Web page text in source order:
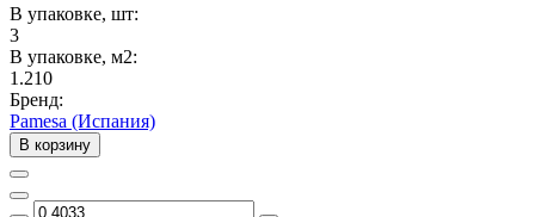
В упаковке, шт:
3
В упаковке, м2:
1.210
Бренд:
Pamesa (Испания)
В корзину